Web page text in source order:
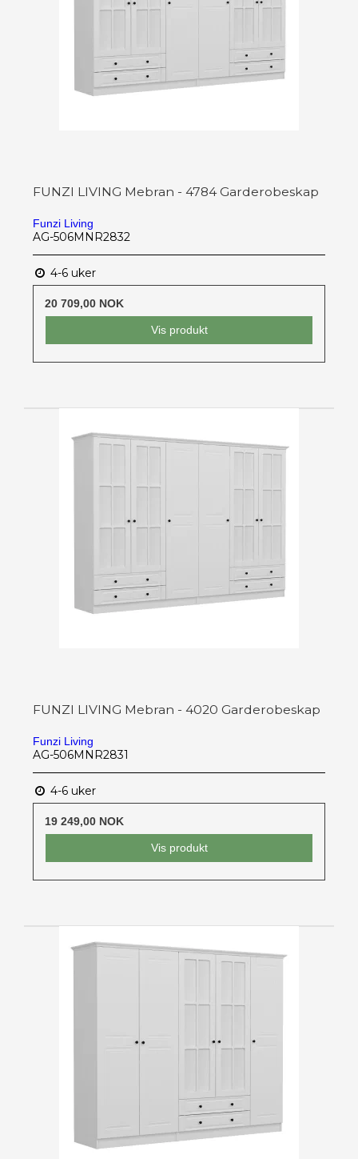
FUNZI LIVING Mebran - 4784 Garderobeskap
Funzi Living
AG-506MNR2832
4-6 uker
20 709,00 NOK
Vis produkt
FUNZI LIVING Mebran - 4020 Garderobeskap
Funzi Living
AG-506MNR2831
4-6 uker
19 249,00 NOK
Vis produkt